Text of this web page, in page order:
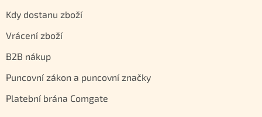
Kdy dostanu zboží
Vrácení zboží
B2B nákup
Puncovní zákon a puncovní značky
Platební brána Comgate